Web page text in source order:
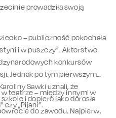
prowadziła swoją
– publiczność pokochała
i w puszczy”. Aktorstwo
konkursów
Jednak po tym pierwszym
Sawki uznali, że
i dopiero jako dorosła
do zawodu. Najpierw,
teatrze – między innymi w
czy „Pijani”.